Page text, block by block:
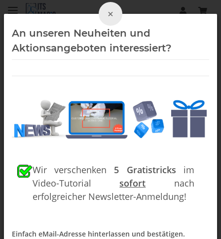
Close-Up (Downloads)
×
An unseren Neuheiten und
Aktionsangeboten interessiert?
Wir verschenken 5 Gratistricks im
Video-Tutorial sofort nach
erfolgreicher Newsletter-Anmeldung!
Einfach eMail-Adresse hinterlassen und bestätigen.